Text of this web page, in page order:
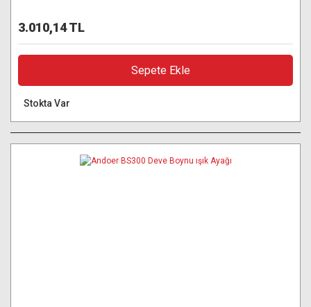
3.010,14 TL
Sepete Ekle
Stokta Var